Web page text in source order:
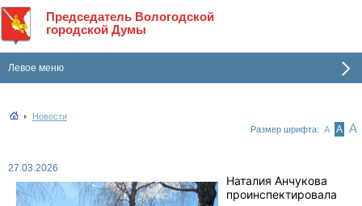
Председатель Вологодской
городской Думы
Левое меню
Новости
Размер шрифта: А А А
27.03.2026
Наталия Анчукова
проинспектировала